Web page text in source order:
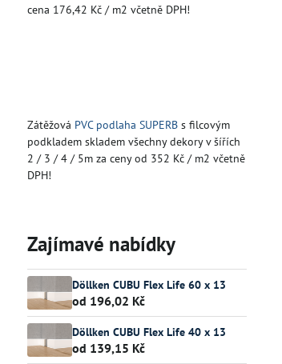
cena 176,42 Kč / m2 včetně DPH!
Zátěžová PVC podlaha SUPERBs filcovým
podkladem skladem všechny dekory v šířích
2 / 3 / 4 / 5m za ceny od 352 Kč / m2 včetně
DPH!
Zajímavé nabídky
Döllken CUBU Flex Life 60 x 13
od 196,02 Kč
Döllken CUBU Flex Life 40 x 13
od 139,15 Kč